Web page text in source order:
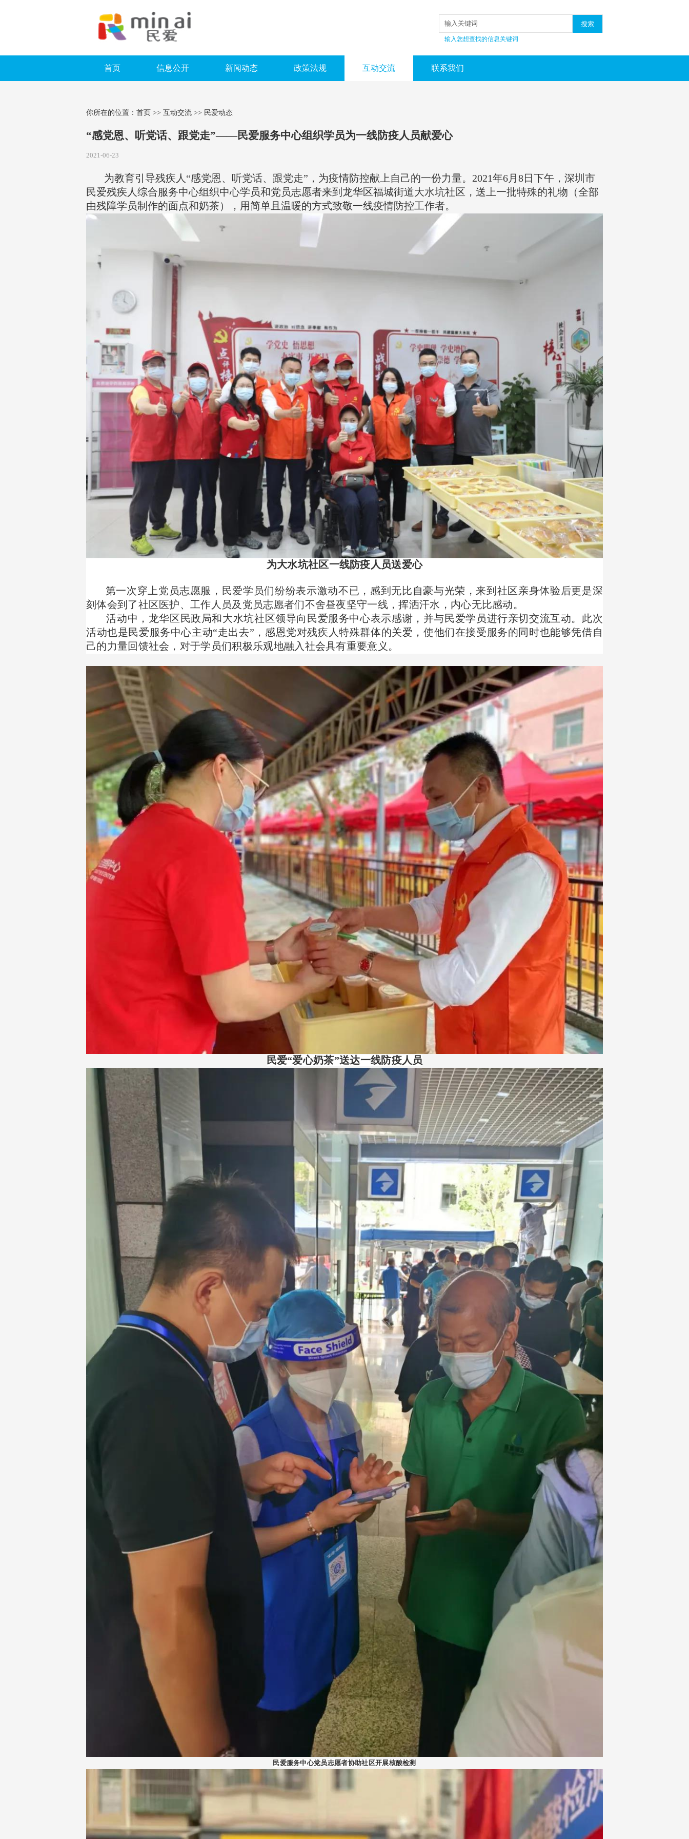
搜索
输入您想查找的信息关键词
首页 信息公开 新闻动态 政策法规 互动交流 联系我们
你所在的位置： 首页 >> 互动交流 >> 民爱动态
“感党恩、听党话、跟党走”——民爱服务中心组织学员为一线防疫人员献爱心
2021-06-23
为教育引导残疾人“感党恩、听党话、跟党走”，为疫情防控献上自己的一份力量。2021年6月8日下午，深圳市
民爱残疾人综合服务中心组织中心学员和党员志愿者来到龙华区福城街道大水坑社区，送上一批特殊的礼物（全部
由残障学员制作的面点和奶茶），用简单且温暖的方式致敬一线疫情防控工作者。
为大水坑社区一线防疫人员送爱心
第一次穿上党员志愿服，民爱学员们纷纷表示激动不已，感到无比自豪与光荣，来到社区亲身体验后更是深
刻体会到了社区医护、工作人员及党员志愿者们不舍昼夜坚守一线，挥洒汗水，内心无比感动。
活动中，龙华区民政局和大水坑社区领导向民爱服务中心表示感谢，并与民爱学员进行亲切交流互动。此次
活动也是民爱服务中心主动“走出去”，感恩党对残疾人特殊群体的关爱，使他们在接受服务的同时也能够凭借自
己的力量回馈社会，对于学员们积极乐观地融入社会具有重要意义。
民爱“爱心奶茶”送达一线防疫人员
民爱服务中心党员志愿者协助社区开展核酸检测